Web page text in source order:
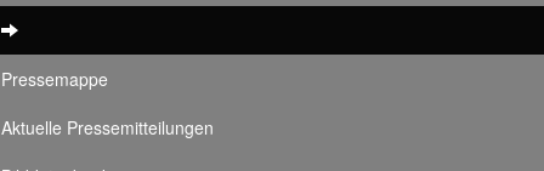
Pressemappe
Aktuelle Pressemitteilungen